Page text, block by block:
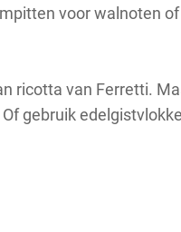
voor walnoten
ricotta van Ferretti.
gebruik